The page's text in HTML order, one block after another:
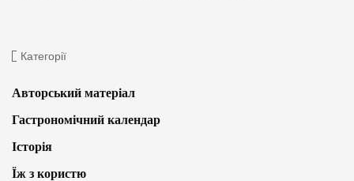
Категорії
Авторський матеріал
Гастрономічний календар
Історія
Їж з користю